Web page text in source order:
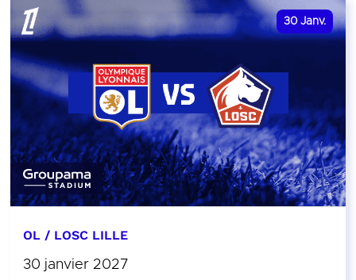
30 Janv.
OL / LOSC LILLE
30 janvier 2027